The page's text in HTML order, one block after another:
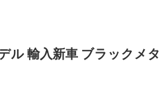
ル 輸入新車 ブラックメ